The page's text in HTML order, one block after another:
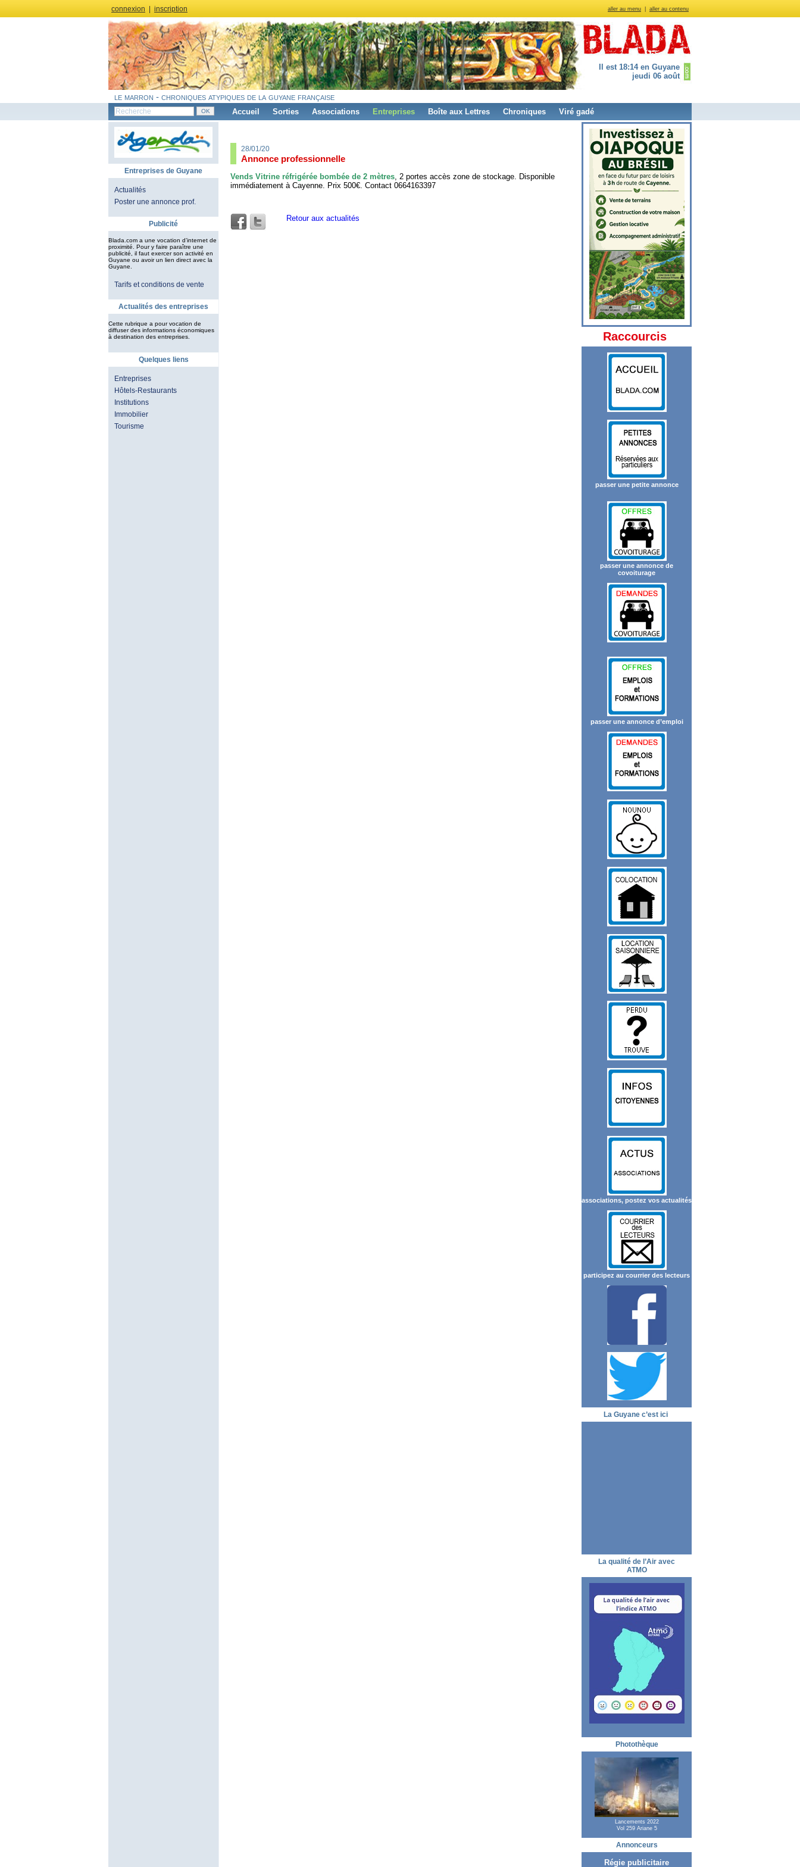
aller au menu aller au contenu
connexion inscription
Il est 18:14 en Guyane
jeudi 06 août
le marron - chroniques atypiques de la guyane française
Accueil Sorties Associations Entreprises Boîte aux Lettres Chroniques Viré gadé
Entreprises de Guyane
Actualités
Poster une annonce prof.
Publicité
Blada.com a une vocation d’internet de
proximité. Pour y faire paraître une
publicité, il faut exercer son activité en
Guyane ou avoir un lien direct avec la
Guyane.
Tarifs et conditions de vente
Actualités des entreprises
Cette rubrique a pour vocation de
diffuser des informations économiques
à destination des entreprises.
Quelques liens
Entreprises
Hôtels-Restaurants
Institutions
Immobilier
Tourisme
28/01/20
Annonce professionnelle
Vends Vitrine réfrigérée bombée de 2 mètres , 2 portes accès zone de stockage. Disponible
immédiatement à Cayenne. Prix 500€. Contact 0664163397
Retour aux actualités
Raccourcis
passer une petite annonce
passer une annonce de
covoiturage
passer une annonce d’emploi
associations, postez vos actualités
participez au courrier des lecteurs
La Guyane c’est ici
La qualité de l’Air avec
ATMO
Photothèque
Lancements 2022
Vol 259 Ariane 5
Annonceurs
Régie publicitaire